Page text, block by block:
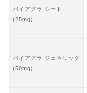
バイアグラ シート
(25mg)
バイアグラ ジェネリック
(50mg)